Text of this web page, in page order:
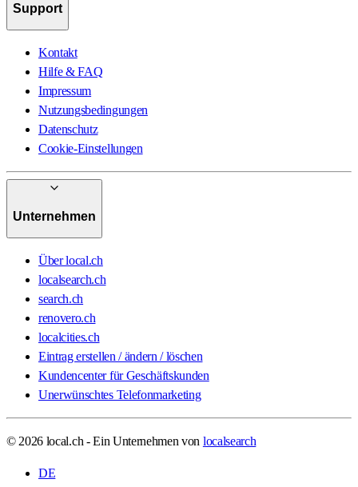
Support
Kontakt
Hilfe & FAQ
Impressum
Nutzungsbedingungen
Datenschutz
Cookie-Einstellungen
Unternehmen
Über local.ch
localsearch.ch
search.ch
renovero.ch
localcities.ch
Eintrag erstellen / ändern / löschen
Kundencenter für Geschäftskunden
Unerwünschtes Telefonmarketing
© 2026 local.ch - Ein Unternehmen von localsearch
DE